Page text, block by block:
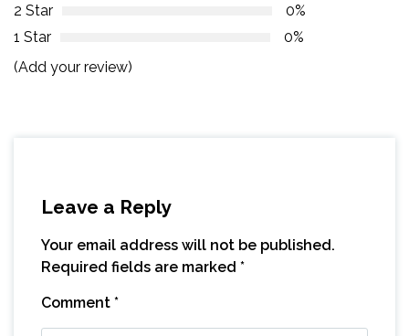
2 Star
0%
1 Star
0%
(Add your review)
Leave a Reply
Your email address will not be published.
Required fields are marked *
Comment *